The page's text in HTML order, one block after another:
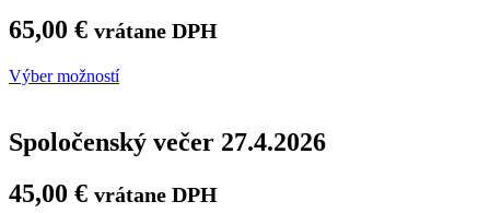
65,00 € vrátane DPH
Výber možností
Spoločenský večer 27.4.2026
45,00 € vrátane DPH